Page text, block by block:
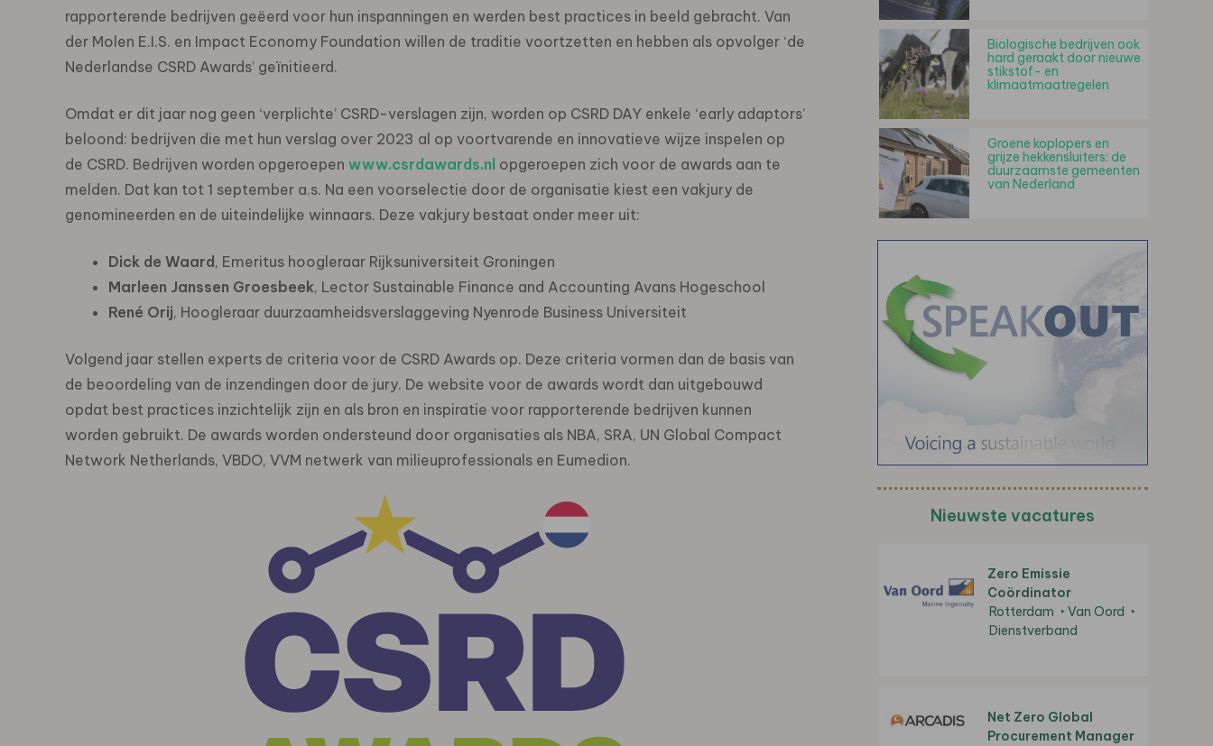
rapporterende bedrijven geëerd voor hun inspanningen en werden best practices in beeld gebracht. Van
der Molen E.I.S. en Impact Economy Foundation willen de traditie voortzetten en hebben als opvolger ‘de
Nederlandse CSRD Awards’ geïnitieerd.
Omdat er dit jaar nog geen ‘verplichte’ CSRD-verslagen zijn, worden op CSRD DAY enkele ‘early adaptors’
beloond: bedrijven die met hun verslag over 2023 al op voortvarende en innovatieve wijze inspelen op
de CSRD. Bedrijven worden opgeroepen www.csrdawards.nl opgeroepen zich voor de awards aan te
melden. Dat kan tot 1 september a.s. Na een voorselectie door de organisatie kiest een vakjury de
genomineerden en de uiteindelijke winnaars. Deze vakjury bestaat onder meer uit:
Dick de Waard , Emeritus hoogleraar Rijksuniversiteit Groningen
Marleen Janssen Groesbeek, Lector Sustainable Finance and Accounting Avans Hogeschool
René Orij, Hoogleraar duurzaamheidsverslaggeving Nyenrode Business Universiteit
Volgend jaar stellen experts de criteria voor de CSRD Awards op. Deze criteria vormen dan de basis van
de beoordeling van de inzendingen door de jury. De website voor de awards wordt dan uitgebouwd
opdat best practices inzichtelijk zijn en als bron en inspiratie voor rapporterende bedrijven kunnen
worden gebruikt. De awards worden ondersteund door organisaties als NBA, SRA, UN Global Compact
Network Netherlands, VBDO, VVM netwerk van milieuprofessionals en Eumedion.
Biologische bedrijven ook
hard geraakt door nieuwe
stikstof- en
klimaatmaatregelen
Groene koplopers en
grijze hekkensluiters: de
duurzaamste gemeenten
van Nederland
Nieuwste vacatures
Zero Emissie
Coördinator
Rotterdam
Van Oord
Dienstverband
Net Zero Global
Procurement Manager